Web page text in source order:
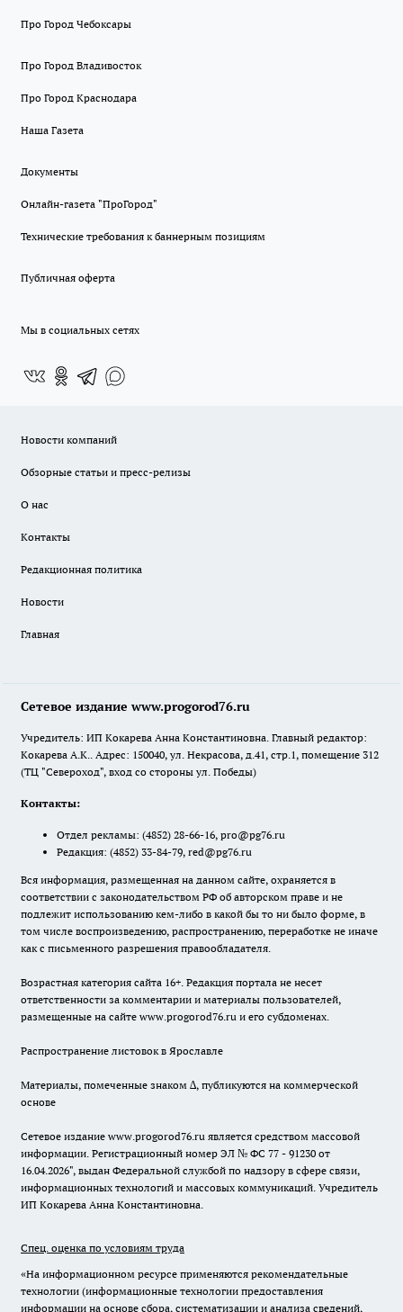
Про Город Чебоксары
Про Город Владивосток
Про Город Краснодара
Наша Газета
Документы
Онлайн-газета "ПроГород"
Технические требования к баннерным позициям
Публичная оферта
Мы в социальных сетях
Новости компаний
Обзорные статьи и пресс-релизы
О нас
Контакты
Редакционная политика
Новости
Главная
Сетевое издание www.progorod76.ru
Учредитель: ИП Кокарева Анна Константиновна. Главный редактор:
Кокарева А.К.. Адрес: 150040, ул. Некрасова, д.41, стр.1, помещение 312
(ТЦ "Североход", вход со стороны ул. Победы)
Контакты:
Отдел рекламы: (4852) 28-66-16, pro@pg76.ru
Редакция: (4852) 33-84-79, red@pg76.ru
Вся информация, размещенная на данном сайте, охраняется в
соответствии с законодательством РФ об авторском праве и не
подлежит использованию кем-либо в какой бы то ни было форме, в
том числе воспроизведению, распространению, переработке не иначе
как с письменного разрешения правообладателя.
Возрастная категория сайта 16+. Редакция портала не несет
ответственности за комментарии и материалы пользователей,
размещенные на сайте www.progorod76.ru и его субдоменах.
Распространение листовок в Ярославле
Материалы, помеченные знаком ∆, публикуются на коммерческой
основе
Сетевое издание www.progorod76.ru является средством массовой
информации. Регистрационный номер ЭЛ № ФС 77 - 91230 от
16.04.2026", выдан Федеральной службой по надзору в сфере связи,
информационных технологий и массовых коммуникаций. Учредитель
ИП Кокарева Анна Константиновна.
Спец. оценка по условиям труда
«На информационном ресурсе применяются рекомендательные
технологии (информационные технологии предоставления
информации на основе сбора, систематизации и анализа сведений,